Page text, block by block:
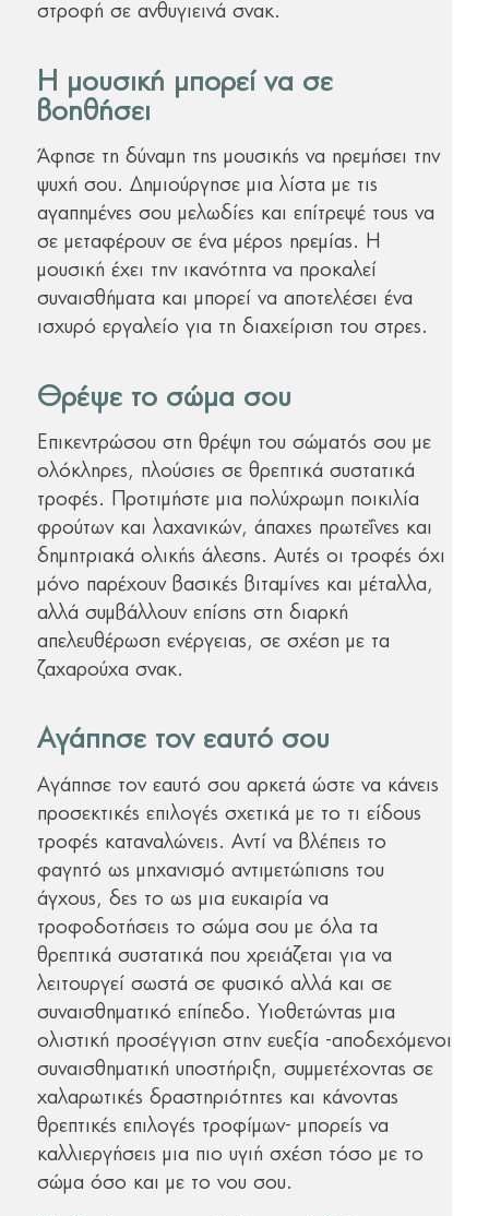
στροφή σε ανθυγιεινά σνακ.
Η μουσική μπορεί να σε
βοηθήσει
Άφησε τη δύναμη της μουσικής να ηρεμήσει την
ψυχή σου. Δημιούργησε μια λίστα με τις
αγαπημένες σου μελωδίες και επίτρεψέ τους να
σε μεταφέρουν σε ένα μέρος ηρεμίας. Η
μουσική έχει την ικανότητα να προκαλεί
συναισθήματα και μπορεί να αποτελέσει ένα
ισχυρό εργαλείο για τη διαχείριση του στρες.
Θρέψε το σώμα σου
Επικεντρώσου στη θρέψη του σώματός σου με
ολόκληρες, πλούσιες σε θρεπτικά συστατικά
τροφές. Προτιμήστε μια πολύχρωμη ποικιλία
φρούτων και λαχανικών, άπαχες πρωτεΐνες και
δημητριακά ολικής άλεσης. Αυτές οι τροφές όχι
μόνο παρέχουν βασικές βιταμίνες και μέταλλα,
αλλά συμβάλλουν επίσης στη διαρκή
απελευθέρωση ενέργειας, σε σχέση με τα
ζαχαρούχα σνακ.
Αγάπησε τον εαυτό σου
Αγάπησε τον εαυτό σου αρκετά ώστε να κάνεις
προσεκτικές επιλογές σχετικά με το τι είδους
τροφές καταναλώνεις. Αντί να βλέπεις το
φαγητό ως μηχανισμό αντιμετώπισης του
άγχους, δες το ως μια ευκαιρία να
τροφοδοτήσεις το σώμα σου με όλα τα
θρεπτικά συστατικά που χρειάζεται για να
λειτουργεί σωστά σε φυσικό αλλά και σε
συναισθηματικό επίπεδο. Υιοθετώντας μια
ολιστική προσέγγιση στην ευεξία -αποδεχόμενοι
συναισθηματική υποστήριξη, συμμετέχοντας σε
χαλαρωτικές δραστηριότητες και κάνοντας
θρεπτικές επιλογές τροφίμων- μπορείς να
καλλιεργήσεις μια πιο υγιή σχέση τόσο με το
σώμα όσο και με το νου σου.